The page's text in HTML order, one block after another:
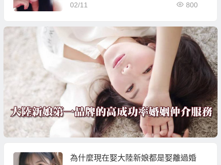
02/11 800
為什麼現在娶大陸新娘都是娶離過婚